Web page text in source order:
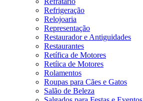
Refrigeração
Relojoaria
Representação
Restaurador e Antiguidades
Restaurantes
Retífica de Motores
Retíica de Motores
Rolamentos
Roupas para Cães e Gatos
Salão de Beleza